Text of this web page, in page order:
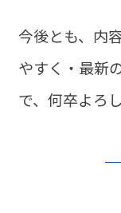
今後とも、内
やすく・最新
で、何卒よろ